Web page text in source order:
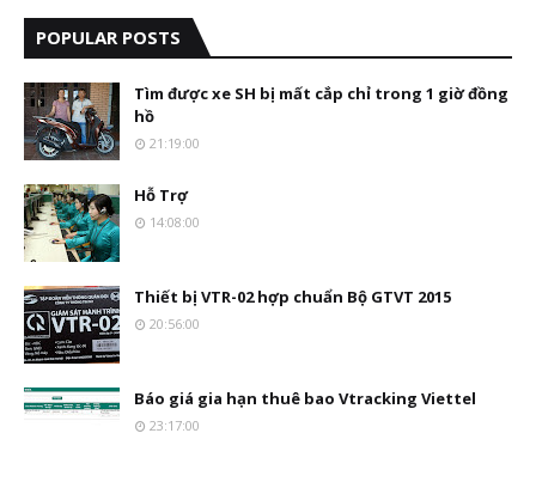
POPULAR POSTS
Tìm được xe SH bị mất cắp chỉ trong 1 giờ đồng
hồ
21:19:00
Hỗ Trợ
14:08:00
Thiết bị VTR-02 hợp chuẩn Bộ GTVT 2015
20:56:00
Báo giá gia hạn thuê bao Vtracking Viettel
23:17:00